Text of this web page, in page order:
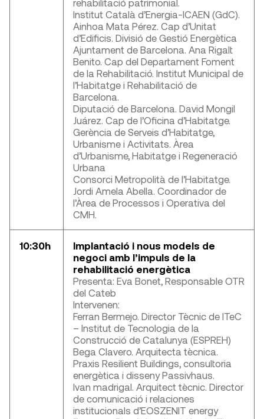
rehabilitació patrimonial.
Institut Català d’Energia-ICAEN (GdC).
Ainhoa Mata Pérez. Cap d’Unitat
d’Edificis. Divisió de Gestió Energètica
Ajuntament de Barcelona. Ana Rigalt
Benito. Cap del Departament Foment
de la Rehabilitació. Institut Municipal de
l’Habitatge i Rehabilitació de
Barcelona.
Diputació de Barcelona. David Mongil
Juárez. Cap de l’Oficina d’Habitatge.
Gerència de Serveis d’Habitatge,
Urbanisme i Activitats. Àrea
d’Urbanisme, Habitatge i Regeneració
Urbana
Consorci Metropolità de l’Habitatge.
Jordi Amela Abella. Coordinador de
l’Àrea de Processos i Operativa del
CMH.
10:30h
Implantació i nous models de
negoci amb l’impuls de la
rehabilitació energètica
Presenta: Eva Bonet, Responsable OTR
del Cateb
Intervenen:
Ferran Bermejo. Director Tècnic de ITeC
– Institut de Tecnologia de la
Construcció de Catalunya (ESPREH)
Bega Clavero. Arquitecta tècnica.
Praxis Resilient Buildings, consultoria
energètica i disseny Passivhaus.
Ivan madrigal. Arquitect tècnic. Director
de comunicació i relaciones
institucionals d’EOSZENIT energy